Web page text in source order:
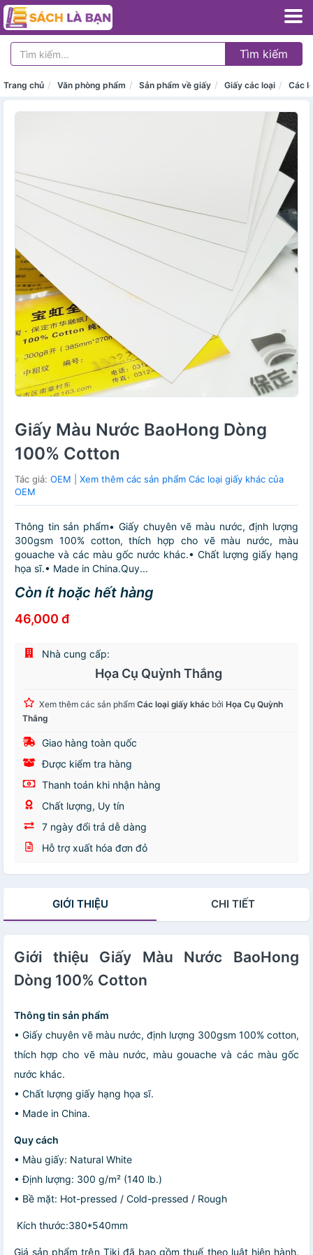
Tìm kiếm
Trang chủ Văn phòng phẩm Sản phẩm về giấy Giấy các loại Các
Giấy Màu Nước BaoHong Dòng
100% Cotton
Tác giả: OEM
Xem thêm các sản phẩm Các loại giấy khác của
OEM
Thông tin sản phẩm• Giấy chuyên vẽ màu nước, định lượng
300gsm 100% cotton, thích hợp cho vẽ màu nước, màu
gouache và các màu gốc nước khác.• Chất lượng giấy hạng
họa sĩ.• Made in China.Quy...
Còn ít hoặc hết hàng
46,000 đ
Nhà cung cấp:
Họa Cụ Quỳnh Thắng
Xem thêm các sản phẩm Các loại giấy khác bởi Họa Cụ Quỳnh
Thắng
Giao hàng toàn quốc
Được kiểm tra hàng
Thanh toán khi nhận hàng
Chất lượng, Uy tín
7 ngày đổi trả dễ dàng
Hỗ trợ xuất hóa đơn đỏ
GIỚI THIỆU CHI TIẾT
Giới thiệu Giấy Màu Nước BaoHong
Dòng 100% Cotton
Thông tin sản phẩm
• Giấy chuyên vẽ màu nước, định lượng 300gsm 100% cotton,
thích hợp cho vẽ màu nước, màu gouache và các màu gốc
nước khác.
• Chất lượng giấy hạng họa sĩ.
• Made in China.
Quy cách
• Màu giấy: Natural White
• Định lượng: 300 g/m² (140 lb.)
• Bề mặt: Hot-pressed / Cold-pressed / Rough
Kích thước:380*540mm
Giá sản phẩm trên Tiki đã bao gồm thuế theo luật hiện hành.